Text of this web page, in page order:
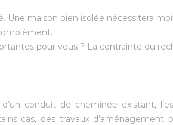
maison bien isolée nécessitera
pour vous ? La contrainte du
conduit de cheminée existant,
cas, des travaux d’aménagement